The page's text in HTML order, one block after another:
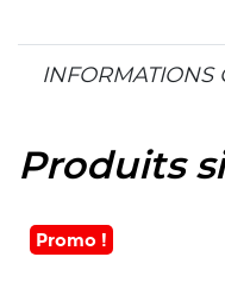
INFORMATIONS
Produits
Promo !